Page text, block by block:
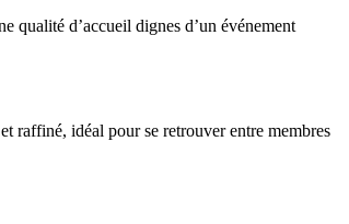
qualité d’accueil dignes d’un événement
raffiné, idéal pour se retrouver entre membres